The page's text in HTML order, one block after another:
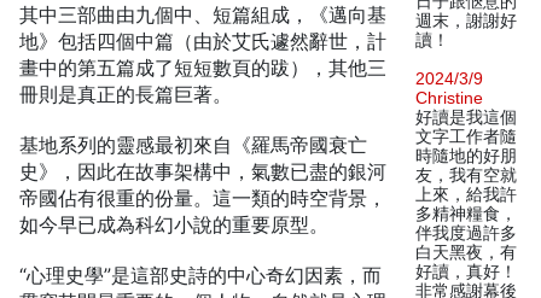
其中三部曲由九個中、短篇組成，《邁向基
地》包括四個中篇（由於艾氏遽然辭世，計
畫中的第五篇成了短短數頁的跋），其他三
冊則是真正的長篇巨著。
基地系列的靈感最初來自《羅馬帝國衰亡
史》，因此在故事架構中，氣數已盡的銀河
帝國佔有很重的份量。這一類的時空背景，
如今早已成為科幻小說的重要原型。
“心理史學”是這部史詩的中心奇幻因素，而
週末，謝謝好
讀！
2024/3/9
Christine
好讀是我這個
文字工作者隨
時隨地的好朋
友，我有空就
上來，給我許
多精神糧食，
伴我度過許多
白天黑夜，有
好讀，真好！
非常感謝幕後